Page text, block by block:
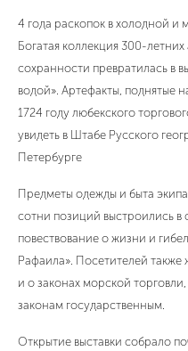
4 года раскопок в холодной и
Богатая коллекция 300-
сохранности превратилась в
водой». Артефакты, поднятые
1724 году любекского
увидеть в Штабе Русского
Петербурге
Предметы одежды и быта
сотни позиций выстроились в
повествование о жизни и
Рафаила». Посетителей
и о законах морской
законам государственным.
Открытие выставки собрало